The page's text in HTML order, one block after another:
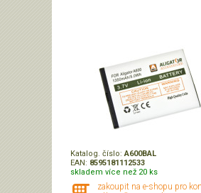
Katalog. číslo:A600BAL
EAN: 8595181112533
skladem více než 20 ks
zakoupit na e-shopu pro